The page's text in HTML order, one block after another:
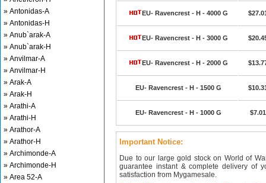
» Antonidas-A
» Antonidas-H
» Anub`arak-A
» Anub`arak-H
» Anvilmar-A
» Anvilmar-H
» Arak-A
» Arak-H
» Arathi-A
» Arathi-H
» Arathor-A
» Arathor-H
» Archimonde-A
» Archimonde-H
» Area 52-A
EU- Ravencrest - H - 4000 G
EU- Ravencrest - H - 3000 G
EU- Ravencrest - H - 2000 G
EU- Ravencrest - H - 1500 G
EU- Ravencrest - H - 1000 G $7.01
Important Notice:
Due to our large gold stock on World of
guarantee instant & complete delivery of
satisfaction from Mygamesale.